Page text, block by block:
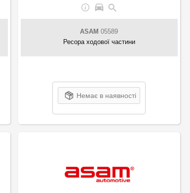
ASAM 05589
Ресора ходової частини
Немає в наявності